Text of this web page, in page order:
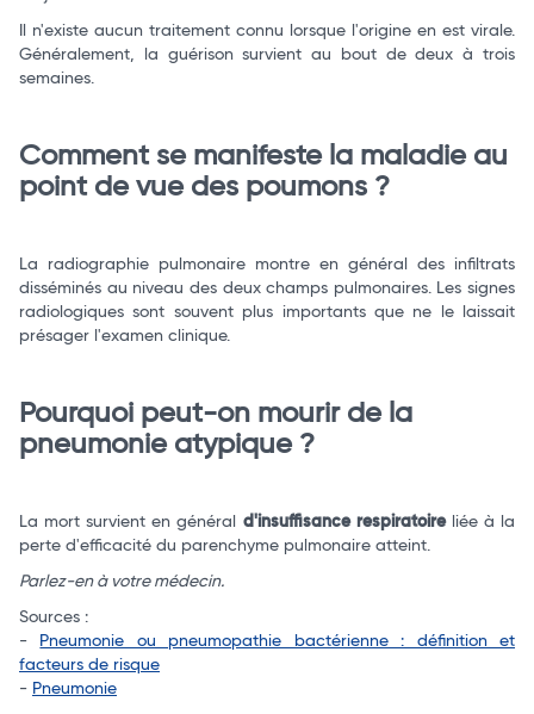
Il n'existe aucun traitement connu lorsque l'origine en est virale.
Généralement, la guérison survient au bout de deux à trois
semaines.
Comment se manifeste la maladie au
point de vue des poumons ?
La radiographie pulmonaire montre en général des infiltrats
disséminés au niveau des deux champs pulmonaires. Les signes
radiologiques sont souvent plus importants que ne le laissait
présager l'examen clinique.
Pourquoi peut-on mourir de la
pneumonie atypique ?
La mort survient en général d'insuffisance respiratoireliée à la
perte d'efficacité du parenchyme pulmonaire atteint.
Parlez-en à votre médecin.
Sources :
-
Pneumonie ou pneumopathie bactérienne : définition et
facteurs de risque
- Pneumonie